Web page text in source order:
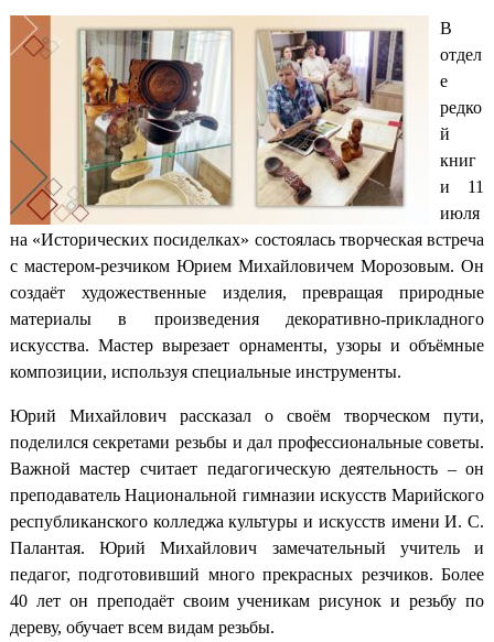
В
отдел
е
редко
й
книг
и 11
июля
на «Исторических посиделках» состоялась творческая встреча
с мастером-резчиком Юрием Михайловичем Морозовым. Он
создаёт художественные изделия, превращая природные
материалы в произведения декоративно-прикладного
искусства. Мастер вырезает орнаменты, узоры и объёмные
композиции, используя специальные инструменты.
Юрий Михайлович рассказал о своём творческом пути,
поделился секретами резьбы и дал профессиональные советы.
Важной мастер считает педагогическую деятельность – он
преподаватель Национальной гимназии искусств Марийского
республиканского колледжа культуры и искусств имени И. С.
Палантая. Юрий Михайлович замечательный учитель и
педагог, подготовивший много прекрасных резчиков. Более
40 лет он преподаёт своим ученикам рисунок и резьбу по
дереву, обучает всем видам резьбы.